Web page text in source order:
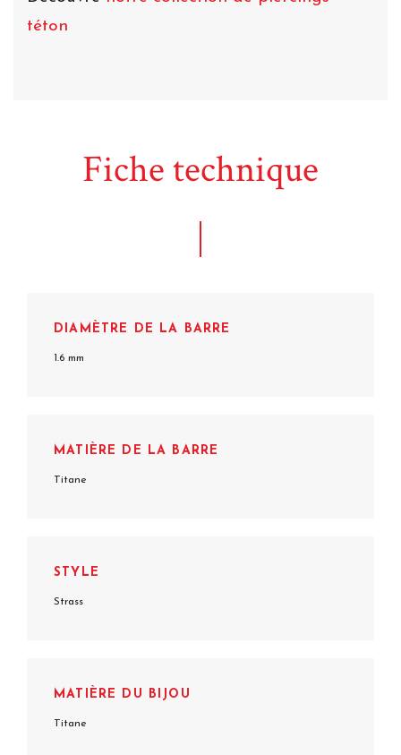
téton
Fiche technique
DIAMÈTRE DE LA BARRE
1.6 mm
MATIÈRE DE LA BARRE
Titane
STYLE
Strass
MATIÈRE DU BIJOU
Titane